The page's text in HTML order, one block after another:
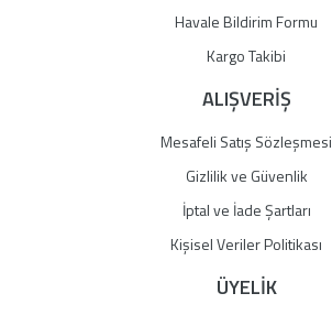
Gönder
Havale Bildirim Formu
Kargo Takibi
ALIŞVERİŞ
Mesafeli Satış Sözleşmesi
Gizlilik ve Güvenlik
İptal ve İade Şartları
Kişisel Veriler Politikası
ÜYELİK